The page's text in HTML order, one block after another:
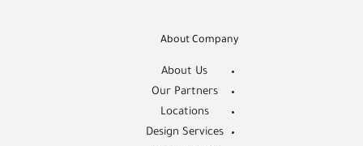
About Company
About Us
Our Partners
Locations
Design Services